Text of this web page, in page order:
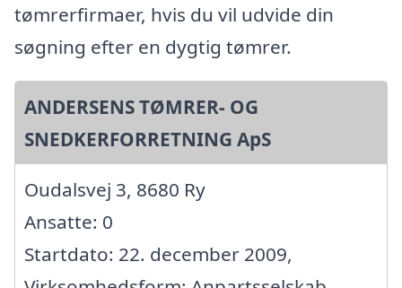
tømrerfirmaer, hvis du vil udvide din
søgning efter en dygtig tømrer.
ANDERSENS TØMRER- OG
SNEDKERFORRETNING ApS
Oudalsvej 3, 8680 Ry
Ansatte: 0
Startdato: 22. december 2009,